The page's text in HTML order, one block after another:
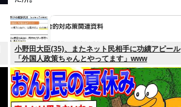
小野田大臣(35)、またネット民相手に功績アピール
「外国人政策ちゃんとやってます」www